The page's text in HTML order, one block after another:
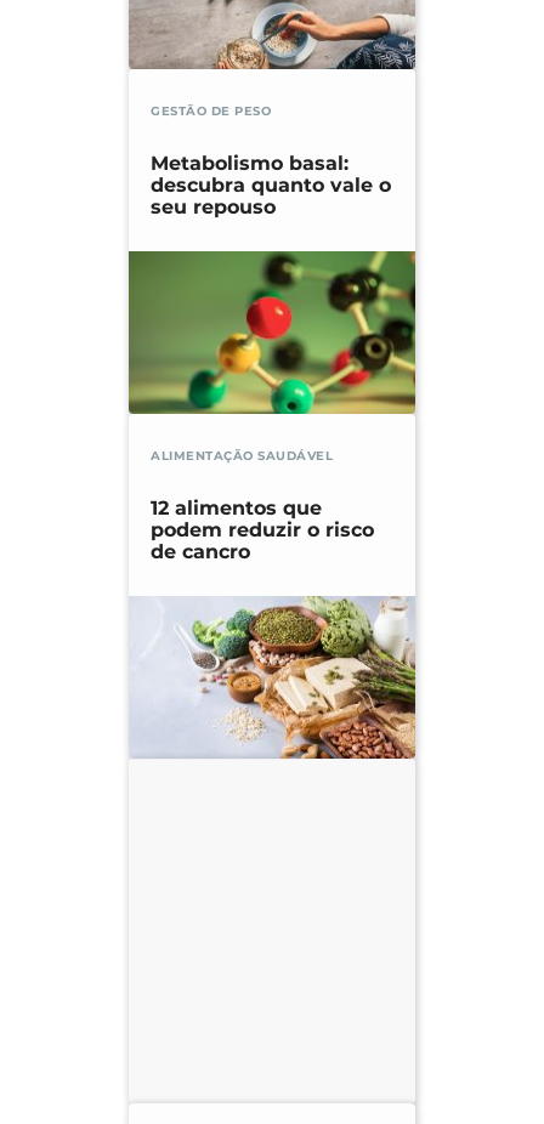
GESTÃO DE PESO
Metabolismo basal:
descubra quanto vale o
seu repouso
ALIMENTAÇÃO SAUDÁVEL
12 alimentos que
podem reduzir o risco
de cancro